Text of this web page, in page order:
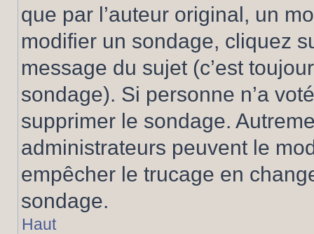
que par l’auteur original, un
modifier un sondage, cliquez
message du sujet (c’est
sondage). Si personne n’a
supprimer le sondage.
administrateurs peuvent le
empêcher le trucage en
sondage.
Haut